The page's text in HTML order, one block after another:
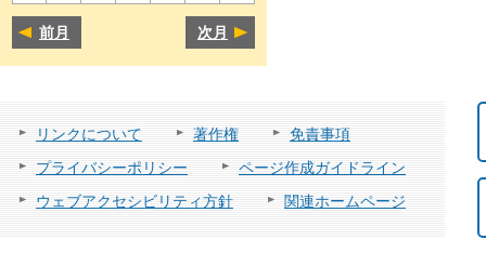
前月 次月
リンクについて 著作権
免責事項
プライバシーポリシー
ページ作成ガイドライン
ウェブアクセシビリティ方針
関連ホームページ